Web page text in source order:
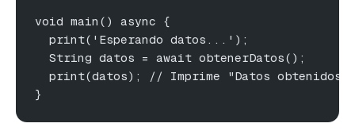
void main() async {
  print('Esperando datos...');
  String datos = await obtenerDatos();
print(datos); // Imprime "Datos obtenidos"
}